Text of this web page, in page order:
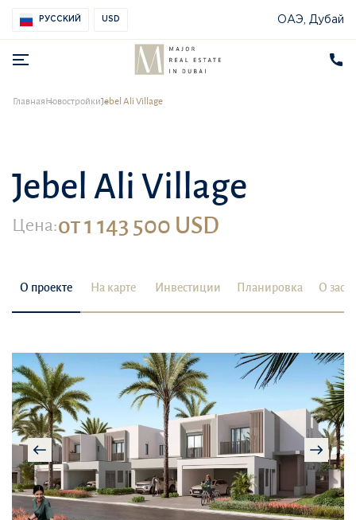
РУССКИЙ USD ОАЭ, Дубай
ГлавнаяНовостройкиJebel Ali Village
Jebel Ali Village
Цена:от 1 143 500 USD
О проекте На карте Инвестиции Планировка О